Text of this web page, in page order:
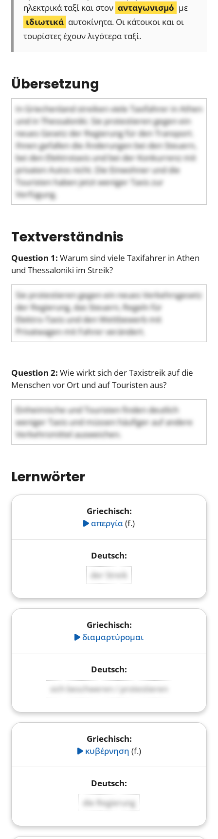
ηλεκτρικά ταξί και στον ανταγωνισμό με
ιδιωτικά αυτοκίνητα. Οι κάτοικοι και οι
τουρίστες έχουν λιγότερα ταξί.
Übersetzung
In Griechenland streiken viele Taxifahrer in Athen
und in Thessaloniki. Sie protestieren gegen ein
neues Gesetz der Regierung für den Transport.
Ihnen gefallen die Änderungen bei den Steuern,
bei den Elektrotaxis und bei der Konkurrenz mit
privaten Autos nicht. Die Einwohner und die
Touristen haben jetzt weniger Taxis zur
Verfügung.
Textverständnis
Question 1: Warum sind viele Taxifahrer in Athen
und Thessaloniki im Streik?
Sie protestieren gegen ein neues Verkehrsgesetz
der Regierung, das Steuern, Regeln für
Elektro‑Taxis und den Wettbewerb mit
Privatwagen mit Fahrer verändert.
Question 2: Wie wirkt sich der Taxistreik auf die
Menschen vor Ort und auf Touristen aus?
Einheimische und Touristen finden deutlich
weniger Taxis und müssen häufiger auf andere
Verkehrsmittel ausweichen.
Lernwörter
απεργία(f.)
der Streik
διαμαρτύρομαι
sich beschweren / protestieren
κυβέρνηση (f.)
die Regierung